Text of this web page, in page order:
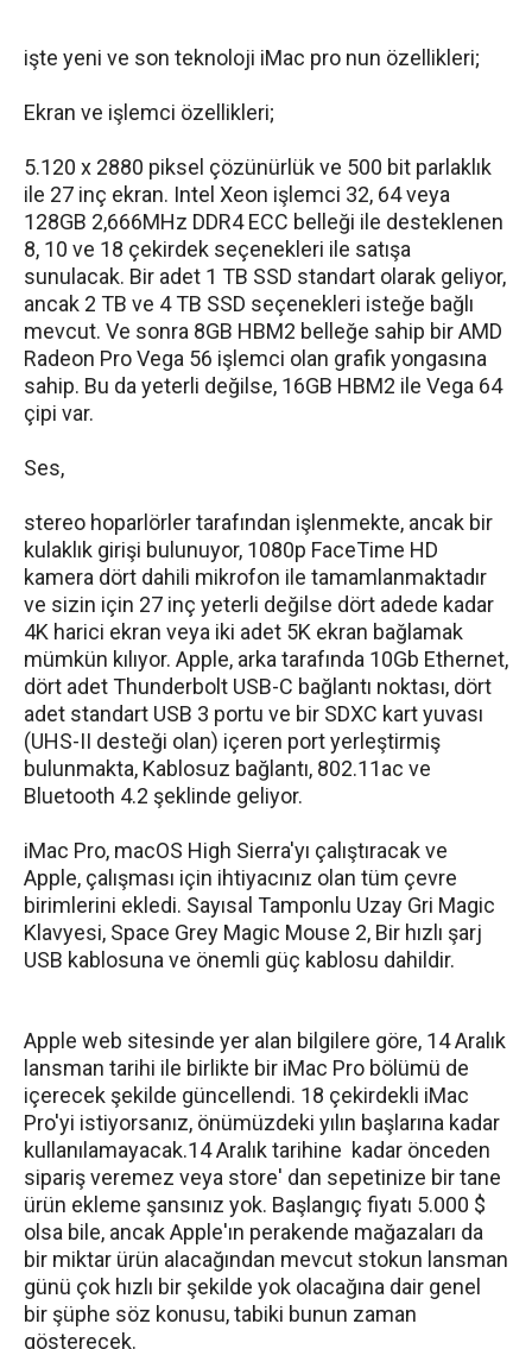
işte yeni ve son teknoloji iMac pro nun özellikleri;
Ekran ve işlemci özellikleri;
5.120 x 2880 piksel çözünürlük ve 500 bit parlaklık
ile 27 inç ekran. Intel Xeon işlemci 32, 64 veya
128GB 2,666MHz DDR4 ECC belleği ile desteklenen
8, 10 ve 18 çekirdek seçenekleri ile satışa
sunulacak. Bir adet 1 TB SSD standart olarak geliyor,
ancak 2 TB ve 4 TB SSD seçenekleri isteğe bağlı
mevcut. Ve sonra 8GB HBM2 belleğe sahip bir AMD
Radeon Pro Vega 56 işlemci olan grafik yongasına
sahip. Bu da yeterli değilse, 16GB HBM2 ile Vega 64
çipi var.
Ses,
stereo hoparlörler tarafından işlenmekte, ancak bir
kulaklık girişi bulunuyor, 1080p FaceTime HD
kamera dört dahili mikrofon ile tamamlanmaktadır
ve sizin için 27 inç yeterli değilse dört adede kadar
4K harici ekran veya iki adet 5K ekran bağlamak
mümkün kılıyor. Apple, arka tarafında 10Gb Ethernet,
dört adet Thunderbolt USB-C bağlantı noktası, dört
adet standart USB 3 portu ve bir SDXC kart yuvası
(UHS-II desteği olan) içeren port yerleştirmiş
bulunmakta, Kablosuz bağlantı, 802.11ac ve
Bluetooth 4.2 şeklinde geliyor.
iMac Pro, macOS High Sierra'yı çalıştıracak ve
Apple, çalışması için ihtiyacınız olan tüm çevre
birimlerini ekledi. Sayısal Tamponlu Uzay Gri Magic
Klavyesi, Space Grey Magic Mouse 2, Bir hızlı şarj
USB kablosuna ve önemli güç kablosu dahildir.
Apple web sitesinde yer alan bilgilere göre, 14 Aralık
lansman tarihi ile birlikte bir iMac Pro bölümü de
içerecek şekilde güncellendi. 18 çekirdekli iMac
Pro'yi istiyorsanız, önümüzdeki yılın başlarına kadar
kullanılamayacak.14 Aralık tarihine kadar önceden
sipariş veremez veya store' dan sepetinize bir tane
ürün ekleme şansınız yok. Başlangıç ​​fiyatı 5.000 $
olsa bile, ancak Apple'ın perakende mağazaları da
bir miktar ürün alacağından mevcut stokun lansman
günü çok hızlı bir şekilde yok olacağına dair genel
bir şüphe söz konusu, tabiki bunun zaman
gösterecek.